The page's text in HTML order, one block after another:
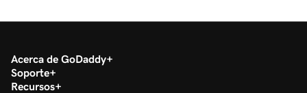
Acerca de GoDaddy
Soporte
Recursos